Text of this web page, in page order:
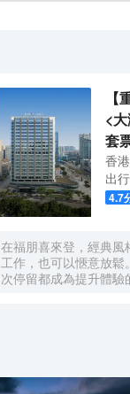
<
套
香港
出
4.7
在福朋喜來登，經典
工作，也可以愜意放
次停留都成為提升體驗